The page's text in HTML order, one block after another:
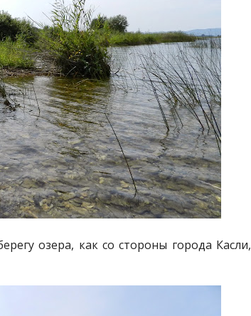
озера, как со стороны города Касли,